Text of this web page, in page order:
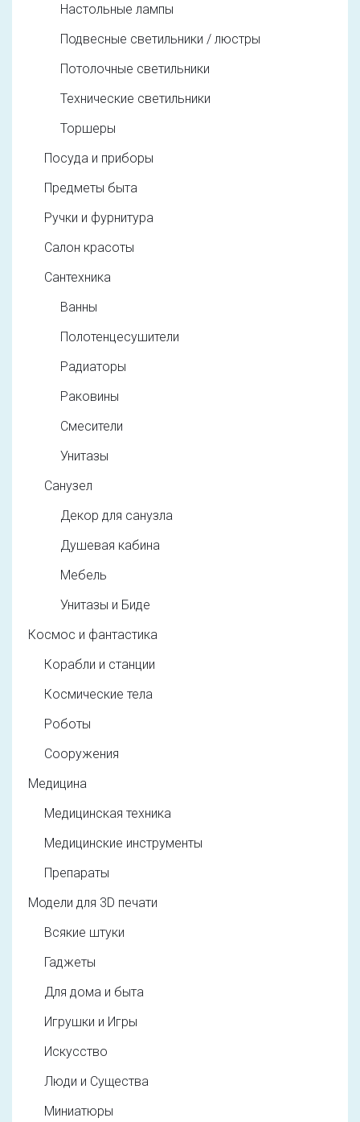
Настольные лампы
Подвесные светильники / люстры
Потолочные светильники
Технические светильники
Торшеры
Посуда и приборы
Предметы быта
Ручки и фурнитура
Салон красоты
Сантехника
Ванны
Полотенцесушители
Радиаторы
Раковины
Смесители
Унитазы
Санузел
Декор для санузла
Душевая кабина
Мебель
Унитазы и Биде
Космос и фантастика
Корабли и станции
Космические тела
Роботы
Сооружения
Медицина
Медицинская техника
Медицинские инструменты
Препараты
Модели для 3D печати
Всякие штуки
Гаджеты
Для дома и быта
Игрушки и Игры
Искусство
Люди и Существа
Миниатюры